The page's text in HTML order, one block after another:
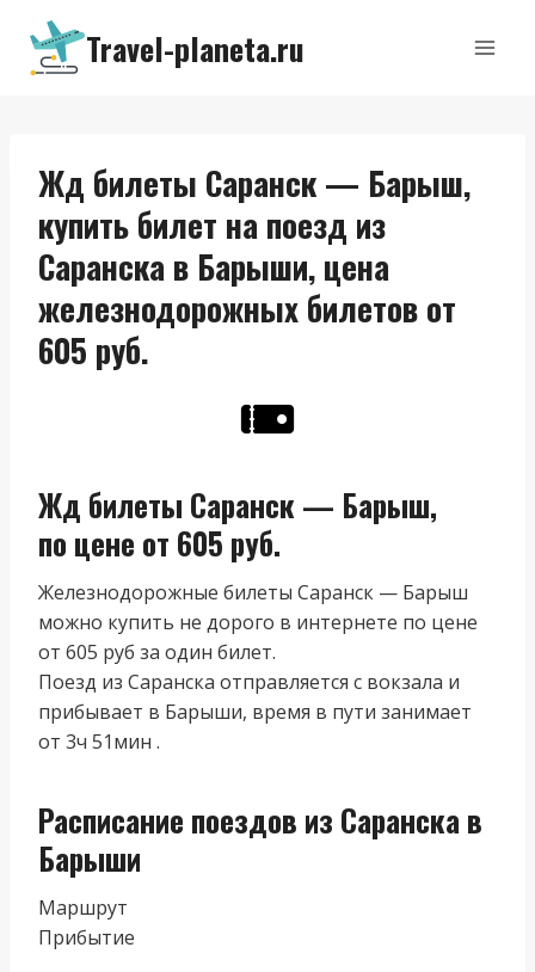
Перейти
содержимому
Travel-planeta.ru
Жд билеты Саранск — Барыш,
купить билет на поезд из
Саранска в Барыши, цена
железнодорожных билетов от
605 руб.
Жд билеты Саранск — Барыш,
по цене от 605 руб.
Железнодорожные билеты Саранск — Барыш
можно купить не дорого в интернете по цене
от 605 руб за один билет.
Поезд из Саранска отправляется с вокзала и
прибывает в Барыши, время в пути занимает
от 3ч 51мин .
Расписание поездов из Саранска в
Барыши
Маршрут
Прибытие